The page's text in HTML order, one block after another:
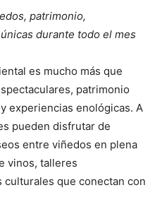
patrimonio,
durante todo el mes
es mucho más que
patrimonio
experiencias enológicas. A
pueden disfrutar de
entre viñedos en plena
vinos, talleres
que conectan con